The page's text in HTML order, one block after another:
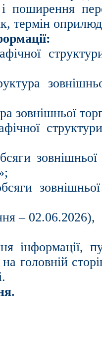
термін
зовнішньої
– 02.06.2026),
інформації,
головній